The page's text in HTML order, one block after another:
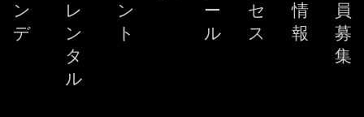
ン
デ
レ
ン
タ
ル
ン
ト
ー
ル
セ
ス
情
報
員
募
集